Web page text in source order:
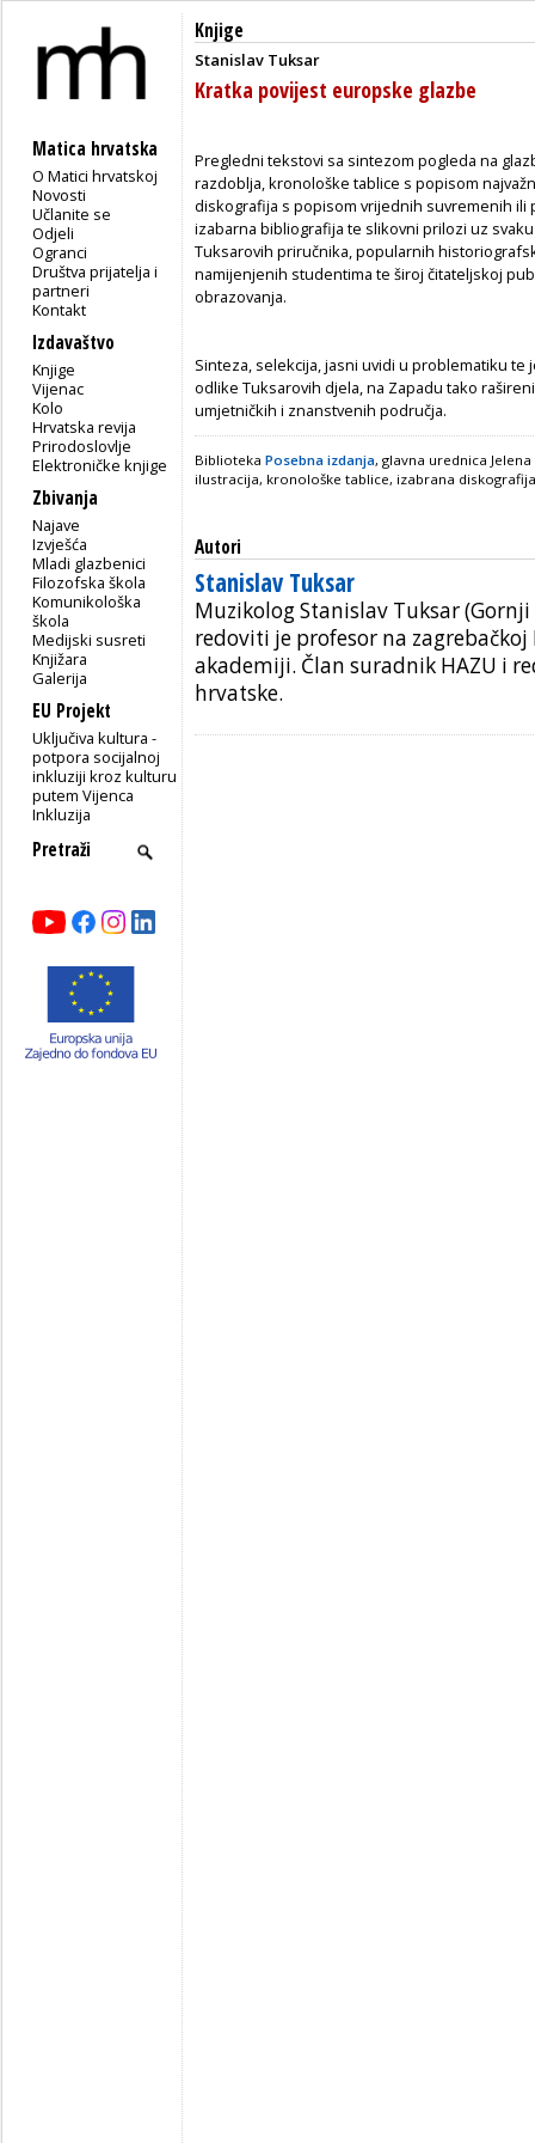
Matica hrvatska
O Matici hrvatskoj
Novosti
Učlanite se
Odjeli
Ogranci
Društva prijatelja i
partneri
Kontakt
Izdavaštvo
Knjige
Vijenac
Kolo
Hrvatska revija
Prirodoslovlje
Elektroničke knjige
Zbivanja
Najave
Izvješća
Mladi glazbenici
Filozofska škola
Komunikološka
škola
Medijski susreti
Knjižara
Galerija
EU Projekt
Uključiva kultura -
potpora socijalnoj
inkluziji kroz kulturu
putem Vijenca
Inkluzija
Knjige
Stanislav Tuksar
Kratka povijest europske glazbe
Pregledni tekstovi sa sintezom pogleda na
razdoblja, kronološke tablice s popisom
diskografija s popisom vrijednih suvremenih ili
izabarna bibliografija te slikovni prilozi uz
Tuksarovih priručnika, popularnih
namijenjenih studentima te široj čitateljskoj
obrazovanja.
Sinteza, selekcija, jasni uvidi u problematiku
odlike Tuksarovih djela, na Zapadu tako
umjetničkih i znanstvenih područja.
Biblioteka Posebna izdanja, glavna urednica
ilustracija, kronološke tablice, izabrana
Autori
Stanislav Tuksar
Muzikolog Stanislav Tuksar (Gornji
redoviti je profesor na zagrebačkoj
akademiji. Član suradnik HAZU i
hrvatske.